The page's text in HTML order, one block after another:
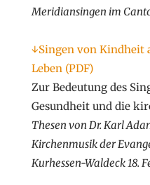
Meridiansingen im
↓Singen von Kindheit
Leben (PDF)
Zur Bedeutung des
Gesundheit und die
Thesen von Dr. Karl
Kirchenmusik der
Kurhessen-Waldeck 18.